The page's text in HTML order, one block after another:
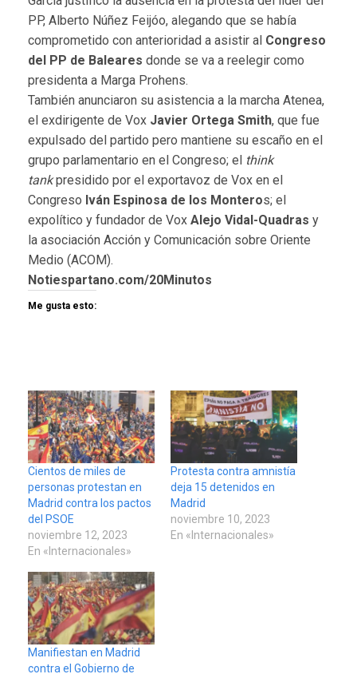
PP, Alberto Núñez Feijóo, alegando que se había
comprometido con anterioridad a asistir al Congreso
del PP de Baleares donde se va a reelegir como
presidenta a Marga Prohens.
También anunciaron su asistencia a la marcha Atenea,
el exdirigente de Vox Javier Ortega Smith, que fue
expulsado del partido pero mantiene su escaño en el
grupo parlamentario en el Congreso; el think
tankpresidido por el exportavoz de Vox en el
Congreso Iván Espinosa de los Monteros; el
expolítico y fundador de Vox Alejo Vidal-Quadras y
la asociación Acción y Comunicación sobre Oriente
Medio (ACOM).
Notiespartano.com/20Minutos
Me gusta esto:
Cientos de miles de
personas protestan en
Madrid contra los pactos
del PSOE
noviembre 12, 2023
En «Internacionales»
Protesta contra amnistía
deja 15 detenidos en
Madrid
noviembre 10, 2023
En «Internacionales»
Manifiestan en Madrid
contra el Gobierno de